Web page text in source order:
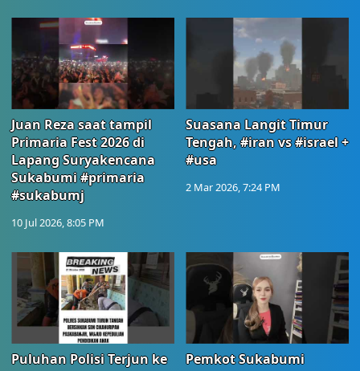
Juan Reza saat tampil
Primaria Fest 2026 di
Lapang Suryakencana
Sukabumi #primaria
#sukabumj
10 Jul 2026, 8:05 PM
Suasana Langit Timur
Tengah, #iran vs #israel +
#usa
2 Mar 2026, 7:24 PM
Puluhan Polisi Terjun ke
Pemkot Sukabumi